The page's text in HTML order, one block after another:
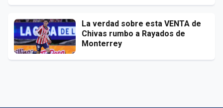
La verdad sobre esta VENTA de
Chivas rumbo a Rayados de
Monterrey